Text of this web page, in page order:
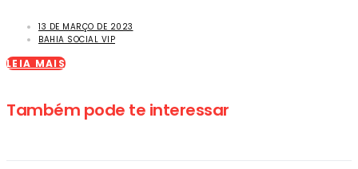
13 DE MARÇO DE 2023
BAHIA SOCIAL VIP
LEIA MAIS
Também pode te interessar